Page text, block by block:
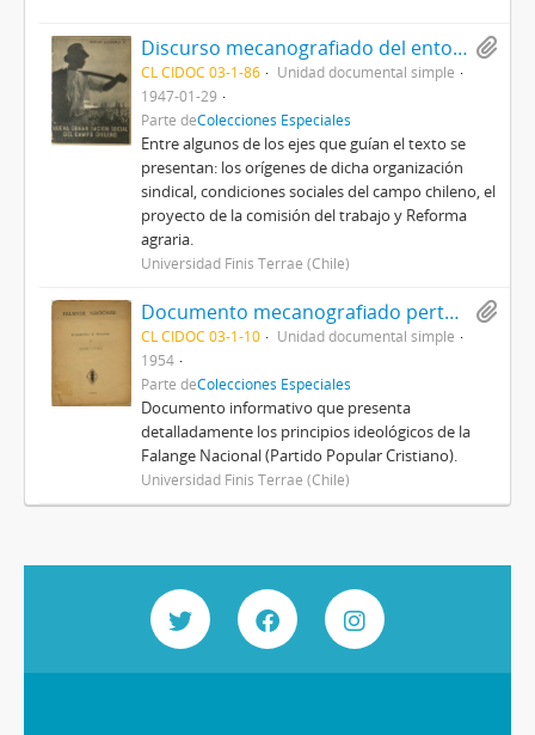
Discurso mecanografiado del entonces diputado Jorge Rogers Sotomayor, pronunciado en la Cámara de Diputados de Chile, titulado Nueva organización social del campo chileno, el problema de la sindicalización campesina
CL CIDOC 03-1-86
Unidad documental simple
1947-01-29
Parte deColecciones Especiales
Entre algunos de los ejes que guían el texto se
presentan: los orígenes de dicha organización
sindical, condiciones sociales del campo chileno, el
proyecto de la comisión del trabajo y Reforma
agraria.
Universidad Finis Terrae (Chile)
Documento mecanografiado perteneciente a la Falange Nacional: Declaración de principios y estatutos
CL CIDOC 03-1-10
Unidad documental simple
1954
Parte deColecciones Especiales
Documento informativo que presenta
detalladamente los principios ideológicos de la
Falange Nacional (Partido Popular Cristiano).
Universidad Finis Terrae (Chile)